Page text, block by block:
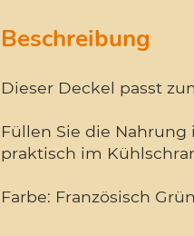
Beschreibung
Dieser Deckel passt
Füllen Sie die
praktisch im
Farbe: Französisch Grün